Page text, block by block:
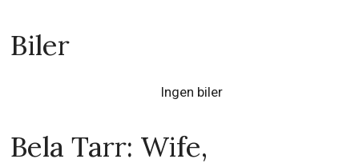
Biler
Ingen biler
Bela Tarr: Wife,